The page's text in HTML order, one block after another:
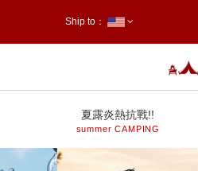
Ship to：
夏露炎熱抗戰!!
summer CAMPING